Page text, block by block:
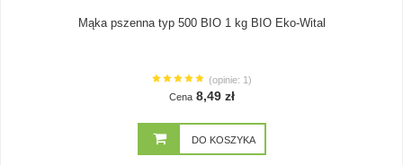
Mąka pszenna typ 500 BIO 1 kg BIO Eko-Wital
(opinie: 1)
Cena 8,49 zł
DO KOSZYKA